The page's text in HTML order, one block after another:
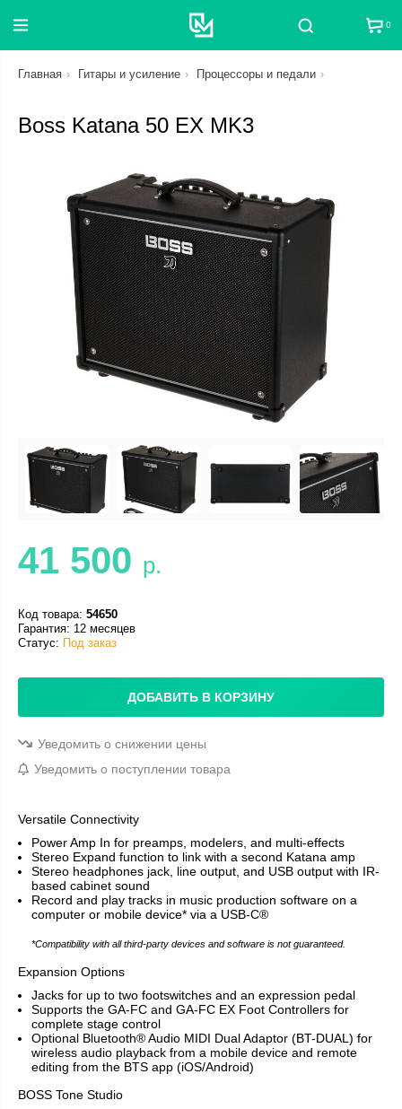
Поиск 0
Главная Гитары и усиление Процессоры и педали
Boss Katana 50 EX MK3
41 500 р.
Код товара: 54650
Гарантия: 12 месяцев
Статус: Под заказ
ДОБАВИТЬ В КОРЗИНУ
Уведомить о снижении цены
Уведомить о поступлении товара
Versatile Connectivity
Power Amp In for preamps, modelers, and multi-effects
Stereo Expand function to link with a second Katana amp
Stereo headphones jack, line output, and USB output with IR-
based cabinet sound
Record and play tracks in music production software on a
computer or mobile device* via a USB-C®
*Compatibility with all third-party devices and software is not guaranteed.
Expansion Options
Jacks for up to two footswitches and an expression pedal
Supports the GA-FC and GA-FC EX Foot Controllers for
complete stage control
Optional Bluetooth® Audio MIDI Dual Adaptor (BT-DUAL) for
wireless audio playback from a mobile device and remote
editing from the BTS app (iOS/Android)
BOSS Tone Studio